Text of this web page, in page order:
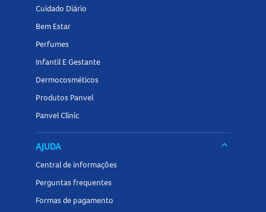
Cuidado Diário
Bem Estar
Perfumes
Infantil E Gestante
Dermocosméticos
Produtos Panvel
Panvel Clinic
AJUDA keyboard_arrow_down
Central de informações
Perguntas frequentes
Formas de pagamento